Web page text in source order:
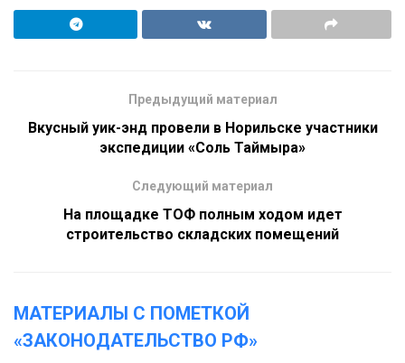
Предыдущий материал
Вкусный уик-энд провели в Норильске участники
экспедиции «Соль Таймыра»
Следующий материал
На площадке ТОФ полным ходом идет
строительство складских помещений
МАТЕРИАЛЫ С ПОМЕТКОЙ
«ЗАКОНОДАТЕЛЬСТВО РФ»